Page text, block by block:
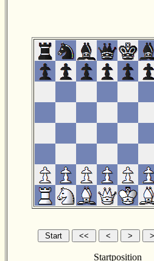
Startposition